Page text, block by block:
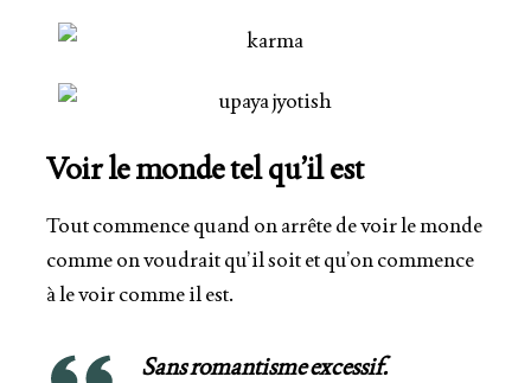
Voir le monde tel qu’il est
Tout commence quand onarrête de voir le monde
comme on voudrait qu’il soitet qu’on commence
à le voir comme il est.
Sans romantisme excessif.